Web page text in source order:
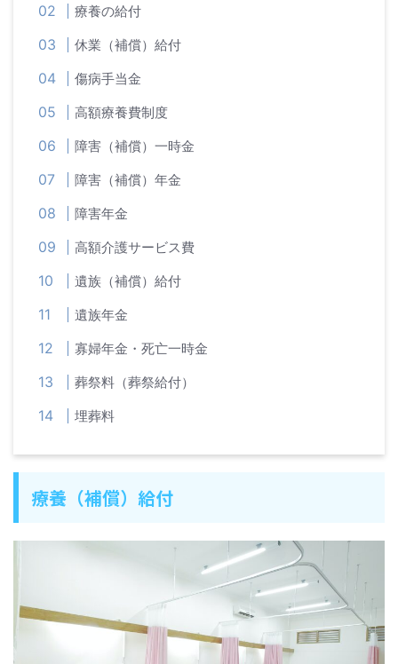
療養の給付
休業（補償）給付
傷病手当金
高額療養費制度
障害（補償）一時金
障害（補償）年金
障害年金
高額介護サービス費
遺族（補償）給付
遺族年金
寡婦年金・死亡一時金
葬祭料（葬祭給付）
埋葬料
療養（補償）給付